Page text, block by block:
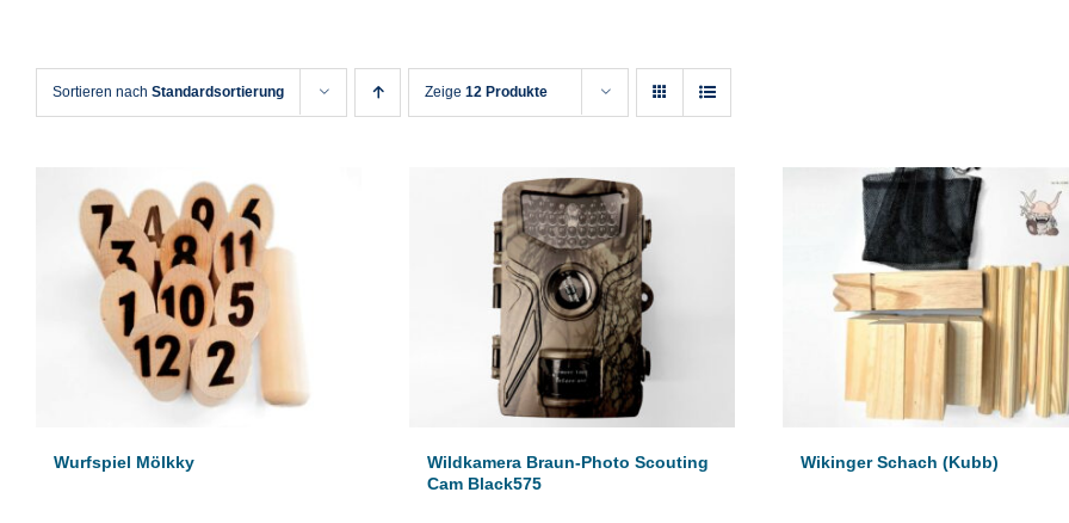
Forschen Werkzeug & Altagshelfer
Nimm die Dinge selbst in die Hand.
Sortieren nach Standardsortierung Zeige 12 Produkte
Wurfspiel Mölkky
Wildkamera Braun-Photo Scouting
Cam Black575
Wikinger Schach (Kubb)